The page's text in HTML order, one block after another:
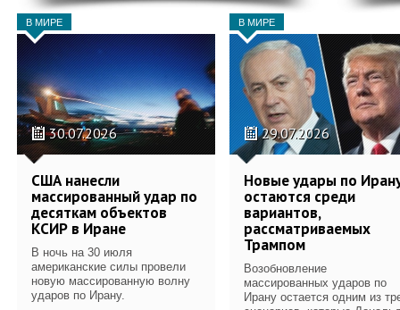
В МИРЕ
30.07.2026
США нанесли
массированный удар по
десяткам объектов
КСИР в Иране
В ночь на 30 июля
американские силы провели
новую массированную волну
ударов по Ирану.
В МИРЕ
29.07.2026
Новые удары по
остаются среди
вариантов,
рассматриваемых
Трампом
Возобновление
массированных ударов по
Ирану остается одним из